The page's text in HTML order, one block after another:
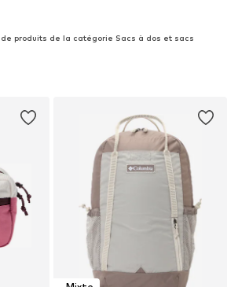
de produits de la catégorie Sacs à dos et sacs